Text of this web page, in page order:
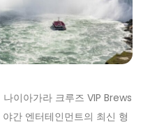
이아가라 크루즈 VIP Brews
간 엔터테인먼트의 최신 형